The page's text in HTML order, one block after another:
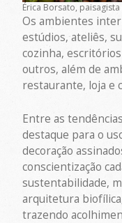
Érica Borsato,
Os ambientes
estúdios, ateliês,
cozinha,
outros, além de
restaurante, loja e
Entre as
destaque para o
decoração
conscientização
sustentabilidade,
arquitetura
trazendo